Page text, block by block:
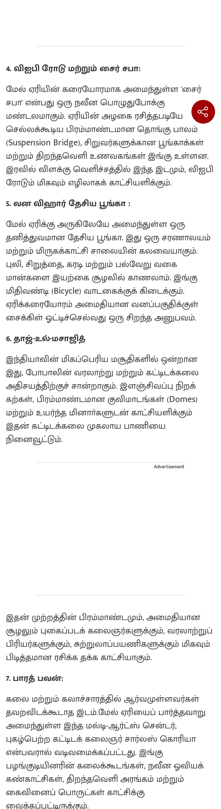
4. விஐபி ரோடு மற்றும் சைர் சபா:
மேல் ஏரியின் கரையோரமாக அமைந்துள்ள 'சைர்
சபா' என்பது ஒரு நவீன பொழுதுபோக்கு
மண்டலமாகும். ஏரியின் அழகை ரசித்தபடியே
செல்லக்கூடிய பிரம்மாண்டமான தொங்கு பாலம்
(Suspension Bridge), சிறுவர்களுக்கான பூங்காக்கள்
மற்றும் திறந்தவெளி உணவகங்கள் இங்கு உள்ளன.
இரவில் விளக்கு வெளிச்சத்தில் இந்த இடமும், விஐபி
ரோடும் மிகவும் எழிலாகக் காட்சியளிக்கும்.
5. வன விஹார் தேசிய பூங்கா :
மேல் ஏரிக்கு அருகிலேயே அமைந்துள்ள ஒரு
தனித்துவமான தேசிய பூங்கா. இது ஒரு சரணாலயம்
மற்றும் மிருகக்காட்சி சாலையின் கலவையாகும்.
புலி, சிறுத்தை, கரடி மற்றும் பல்வேறு வகை
மான்களை இயற்கை சூழலில் காணலாம். இங்கு
மிதிவண்டி (Bicycle) வாடகைக்குக் கிடைக்கும்.
ஏரிக்கரையோரம் அமைதியான வனப்பகுதிக்குள்
சைக்கிள் ஓட்டிச்செல்வது ஒரு சிறந்த அனுபவம்.
6. தாஜ்-உல்-மசாஜித்
இந்தியாவின் மிகப்பெரிய மசூதிகளில் ஒன்றான
இது, போபாலின் வரலாற்று மற்றும் கட்டிடக்கலை
அதிசயத்திற்குச் சான்றாகும். இளஞ்சிவப்பு நிறக்
கற்கள், பிரம்மாண்டமான குவிமாடங்கள் (Domes)
மற்றும் உயர்ந்த மினாா்களுடன் காட்சியளிக்கும்
இதன் கட்டிடக்கலை முகலாய பாணியை
நினைவூட்டும்.
Advertisement
இதன் முற்றத்தின் பிரம்மாண்டமும், அமைதியான
சூழலும் புகைப்படக் கலைஞர்களுக்கும், வரலாற்றுப்
பிரியர்களுக்கும், சுற்றுலாப்பயணிகளுக்கும் மிகவும்
பிடித்தமான ரசிக்க தக்க காட்சியாகும்.
7. பாரத் பவன்:
கலை மற்றும் கலாச்சாரத்தில் ஆர்வமுள்ளவர்கள்
தவறவிடக்கூடாத இடம்.மேல் ஏரியைப் பார்த்தவாறு
அமைந்துள்ள இந்த மல்டி-ஆர்ட்ஸ் சென்டர்,
புகழ்பெற்ற கட்டிடக் கலைஞர் சார்லஸ் கொரியா
என்பவரால் வடிவமைக்கப்பட்டது. இங்கு
பழங்குடியினரின் கலைக்கூடங்கள், நவீன ஓவியக்
கண்காட்சிகள், திறந்தவெளி அரங்கம் மற்றும்
கைவினைப் பொருட்கள் காட்சிக்கு
வைக்கப்பட்டிருக்கும்.